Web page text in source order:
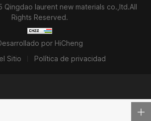
laurent new materials co.,ltd.All
Rights Reserved.
por HiCheng
Sitio
Política de privacidad